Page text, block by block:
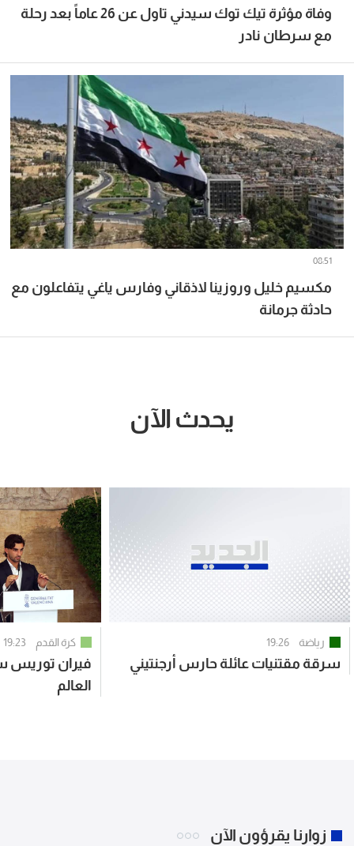
وفاة مؤثرة تيك توك سيدني تاول عن 26 عاماً بعد رحلة
مع سرطان نادر
مكسيم خليل وروزينا لاذقاني وفارس ياغي يتفاعلون مع
حادثة جرمانة
08:51
يحدث الآن
رياضة 19:26
سرقة مقتنيات عائلة حارس أرجنتيني
كرة القدم 19:23
فيران توريس
العالم
زوارنا يقرؤون الآن